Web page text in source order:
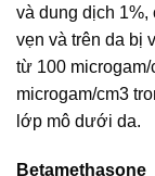
và dung dịch 1%,
vẹn và trên da bị
từ 100
microgam/cm3
lớp mô dưới da.
Betamethasone